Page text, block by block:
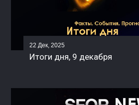
22 Дек, 2025
Итоги дня, 9 декабря